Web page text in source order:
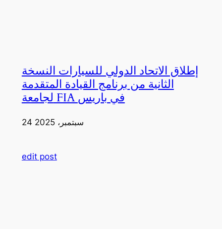
إطلاق الاتحاد الدولي للسيارات النسخة
الثانية من برنامج القيادة المتقدمة
لجامعة FIA في باريس
24 سبتمبر، 2025
edit post